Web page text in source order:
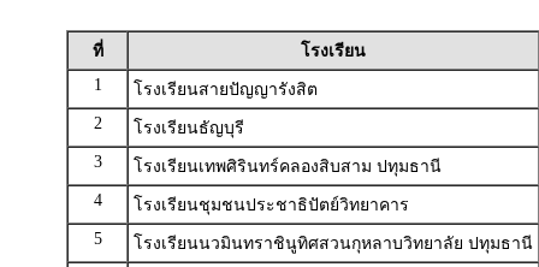
ที่
โรงเรียน
1
โรงเรียนสายปัญญารังสิต
2
โรงเรียนธัญบุรี
3
โรงเรียนเทพศิรินทร์คลองสิบสาม ปทุมธานี
4
โรงเรียนชุมชนประชาธิปัตย์วิทยาคาร
5
โรงเรียนนวมินทราชินูทิศสวนกุหลาบวิทยาลัย ปทุมธานี